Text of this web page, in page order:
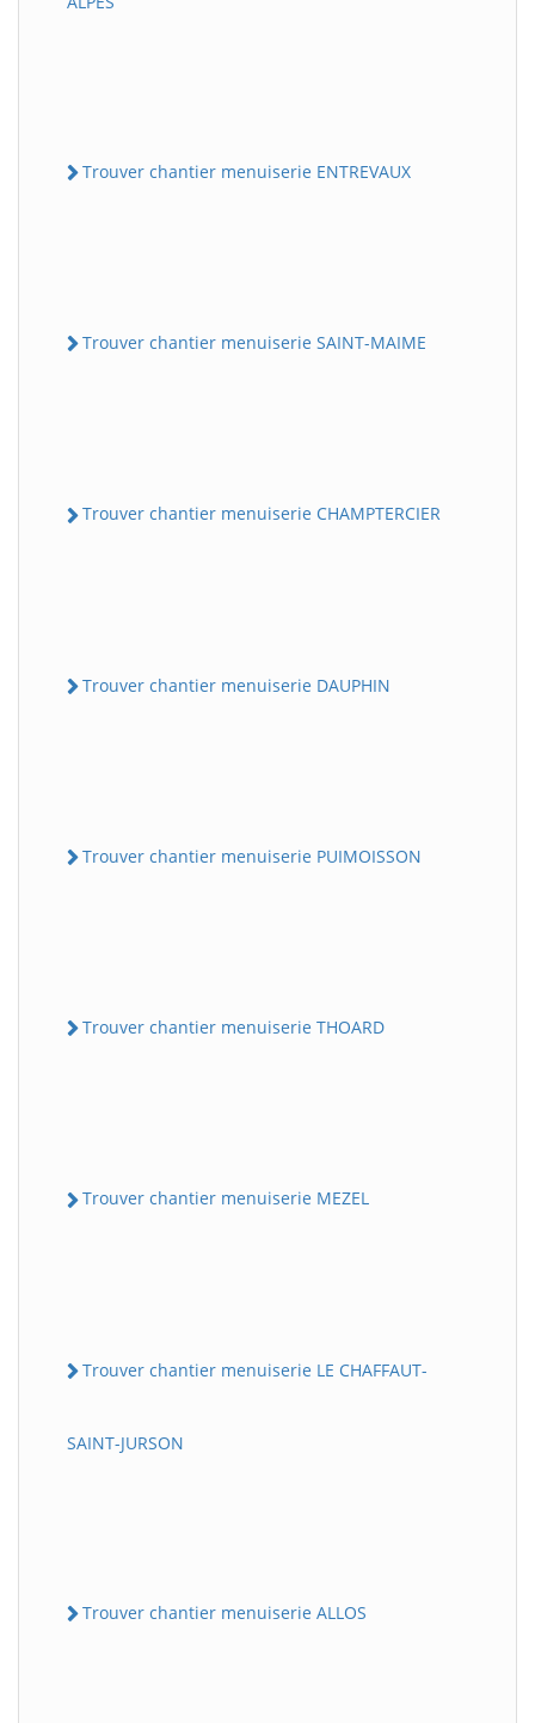
Trouver chantier menuiserie ENTREVAUX
Trouver chantier menuiserie SAINT-MAIME
Trouver chantier menuiserie CHAMPTERCIER
Trouver chantier menuiserie DAUPHIN
Trouver chantier menuiserie PUIMOISSON
Trouver chantier menuiserie THOARD
Trouver chantier menuiserie MEZEL
Trouver chantier menuiserie LE CHAFFAUT-
SAINT-JURSON
Trouver chantier menuiserie ALLOS